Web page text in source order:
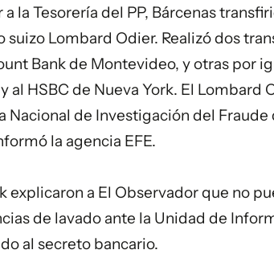
la Tesorería del PP, Bárcenas
suizo Lombard Odier. Realizó dos
Bank de Montevideo, y otras por
al HSBC de Nueva York. El Lombard
Nacional de Investigación del Fraude
la agencia EFE.
explicaron a El Observador que no
de lavado ante la Unidad de
al secreto bancario.